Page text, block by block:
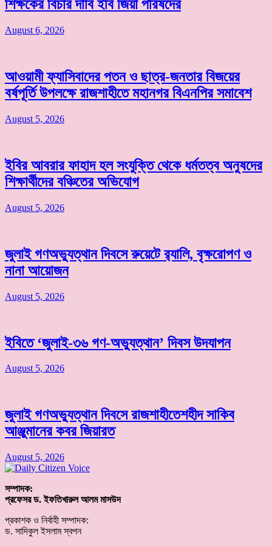
শিক্ষকের বিচার দাবি ইবি জিয়া পরিষদের
August 6, 2026
আওয়ামী ফ্যাসিবাদের পতন ও ছাত্র-জনতার বিজয়ের
বর্ষপূর্তি উপলক্ষে রাজশাহীতে মহানগর বিএনপির সমাবেশ
August 5, 2026
ইবির আবরার ফাহাদ হল সংযুক্তি থেকে ধর্মতত্ব অনুষদের
শিক্ষার্থীদের বঞ্চিতের অভিযোগ
August 5, 2026
জুলাই গণঅভ্যুত্থান দিবসে রুয়েটে র‌্যালি, বৃক্ষরোপণ ও
নানা আয়োজন
August 5, 2026
ইবিতে ‘জুলাই-৩৬ গণ-অভ্যুত্থান’ দিবস উদযাপন
August 5, 2026
জুলাই গণঅভ্যুত্থান দিবসে রাজশাহীতেশহীদ সাকিব
আঞ্জুমানের কবর জিয়ারত
August 5, 2026
সম্পাদক:
প্রফেসর ড. ইফতিখারুল আলম মাসউদ
প্রকাশক ও নির্বাহী সম্পাদক:
ড. সাদিকুল ইসলাম স্বপন